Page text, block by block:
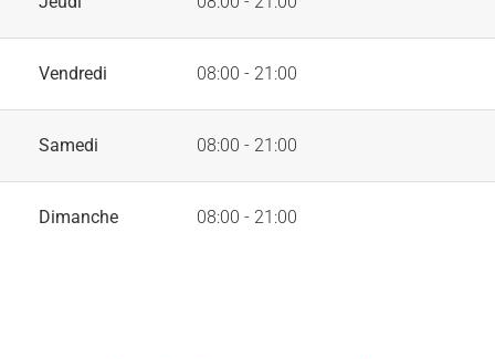
Vendredi 08:00 - 21:00
Samedi 08:00 - 21:00
Dimanche 08:00 - 21:00